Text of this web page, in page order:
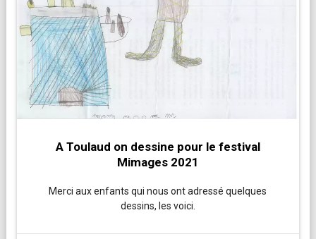
A Toulaud on dessine pour le festival
Mimages 2021
Merci aux enfants qui nous ont adressé quelques
dessins, les voici.